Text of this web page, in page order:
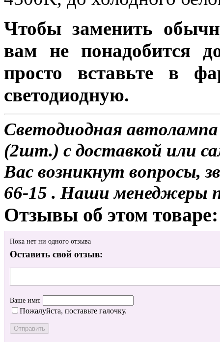
Чтобы заменить
вам не понадобится
просто вставьте в
светодиодную.
Светодиодная
(2шт.) с доставкой или
Вас возникнут вопросы,
66-15 . Наши менеджеры
Отзывы об этом товаре:
Пока нет ни одного отзыва
Оставить свой отзыв:
Ваше имя:
Пожалуйста, поставьте галочку.